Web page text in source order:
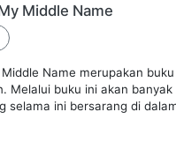
Middle Name
Name merupakan
Melalui buku ini akan
selama ini bersarang di